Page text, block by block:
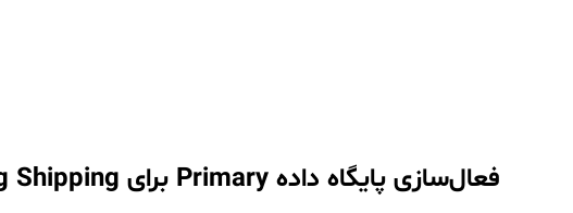
فعال‌سازی پایگاه داده Primary برای Log Shipping